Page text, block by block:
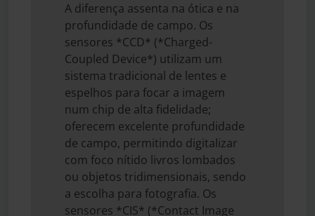
A diferença assenta na ótica e na
profundidade de campo. Os
sensores *CCD* (*Charged-
Coupled Device*) utilizam um
sistema tradicional de lentes e
espelhos para focar a imagem
num chip de alta fidelidade;
oferecem excelente profundidade
de campo, permitindo digitalizar
com foco nítido livros lombados
ou objetos tridimensionais, sendo
a escolha para fotografia. Os
sensores *CIS* (*Contact Image